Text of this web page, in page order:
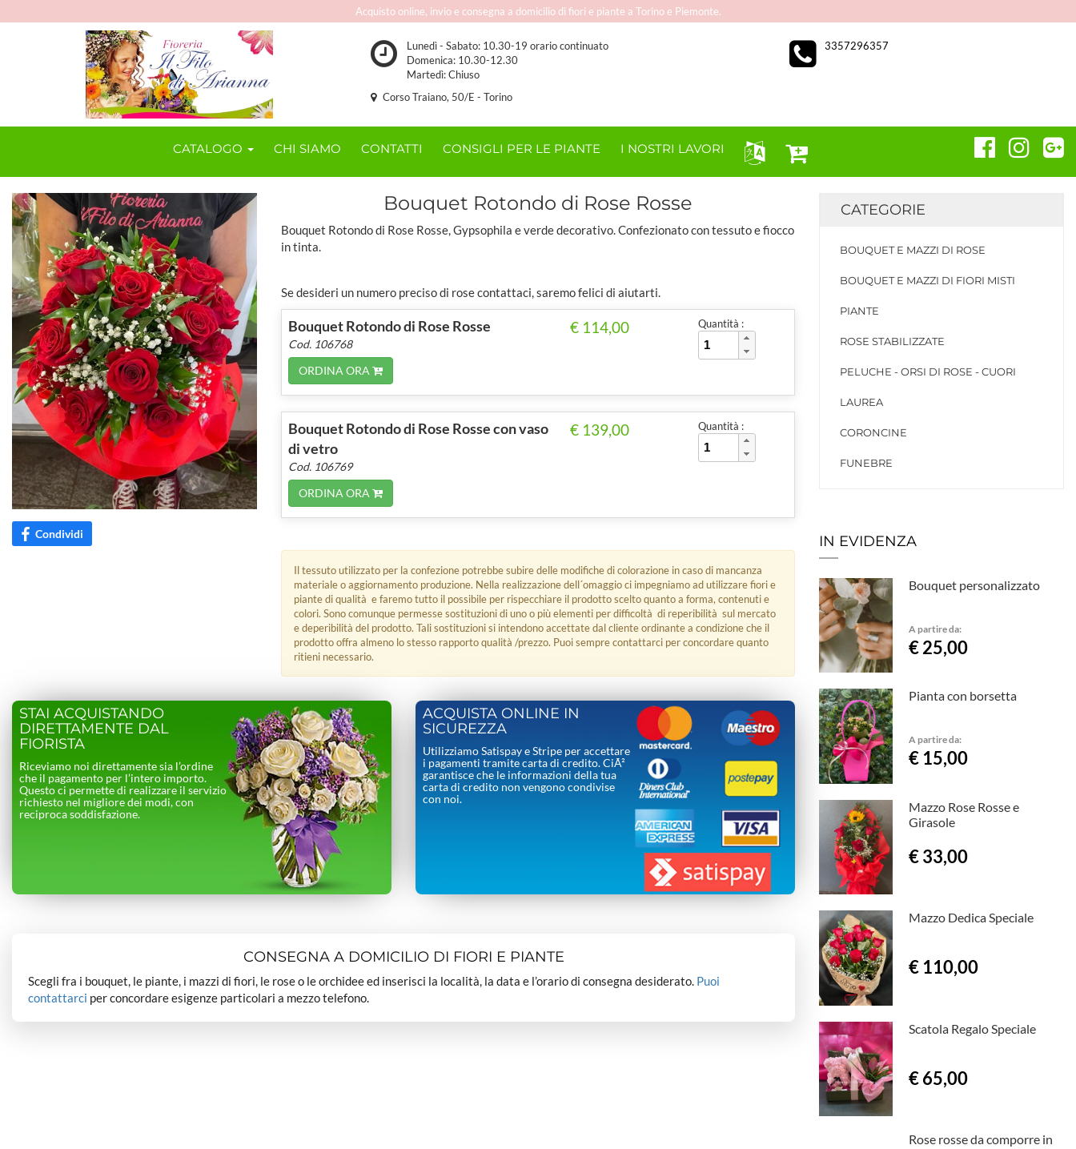
Acquisto online, invio e consegna a domicilio di fiori e piante a Torino e Piemonte.
Lunedì - Sabato: 10.30-19 orario continuato
Domenica: 10.30-12.30
Martedì: Chiuso
3357296357
Corso Traiano, 50/E - Torino
CATALOGO CHI SIAMO CONTATTI CONSIGLI PER LE PIANTE I NOSTRI LAVORI
Condividi
Bouquet Rotondo di Rose Rosse
Bouquet Rotondo di Rose Rosse, Gypsophila e verde decorativo. Confezionato con tessuto e fiocco
in tinta.
Se desideri un numero preciso di rose contattaci, saremo felici di aiutarti.
Bouquet Rotondo di Rose Rosse
Cod. 106768
ORDINA ORA
€ 114,00 Quantità :
Bouquet Rotondo di Rose Rosse con vaso
di vetro
Cod. 106769
ORDINA ORA
€ 139,00 Quantità :
Il tessuto utilizzato per la confezione potrebbe subire delle modifiche di colorazione in caso di mancanza
materiale o aggiornamento produzione. Nella realizzazione dell´omaggio ci impegniamo ad utilizzare fiori e
piante di qualità e faremo tutto il possibile per rispecchiare il prodotto scelto quanto a forma, contenuti e
colori. Sono comunque permesse sostituzioni di uno o più elementi per difficoltà di reperibilità sul mercato
e deperibilità del prodotto. Tali sostituzioni si intendono accettate dal cliente ordinante a condizione che il
prodotto offra almeno lo stesso rapporto qualità /prezzo. Puoi sempre contattarci per concordare quanto
ritieni necessario.
STAI ACQUISTANDO
DIRETTAMENTE DAL
FIORISTA
Riceviamo noi direttamente sia l’ordine
che il pagamento per l’intero importo.
Questo ci permette di realizzare il servizio
richiesto nel migliore dei modi, con
reciproca soddisfazione.
ACQUISTA ONLINE IN
SICUREZZA
Utilizziamo Satispay e Stripe per accettare
i pagamenti tramite carta di credito. CiÃ²
garantisce che le informazioni della tua
carta di credito non vengono condivise
con noi.
CONSEGNA A DOMICILIO DI FIORI E PIANTE
Scegli fra i bouquet, le piante, i mazzi di fiori, le rose o le orchidee ed inserisci la località, la data e l’orario di consegna desiderato. Puoi
contattarci per concordare esigenze particolari a mezzo telefono.
CATEGORIE
BOUQUET E MAZZI DI ROSE
BOUQUET E MAZZI DI FIORI MISTI
PIANTE
ROSE STABILIZZATE
PELUCHE - ORSI DI ROSE - CUORI
LAUREA
CORONCINE
FUNEBRE
IN EVIDENZA
Bouquet personalizzato
A partire da:
€ 25,00
Pianta con borsetta
A partire da:
€ 15,00
Mazzo Rose Rosse e
Girasole
€ 33,00
Mazzo Dedica Speciale
€ 110,00
Scatola Regalo Speciale
€ 65,00
Rose rosse da comporre in